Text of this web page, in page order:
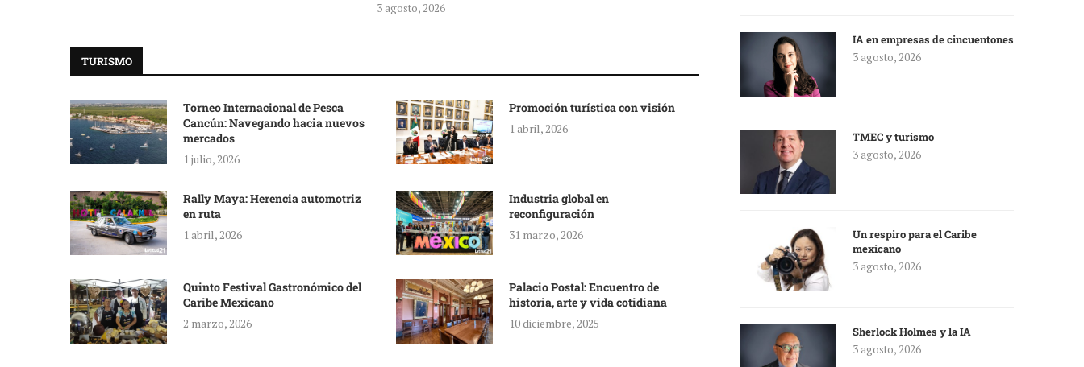
3 agosto, 2026
TURISMO
Torneo Internacional de Pesca
Cancún: Navegando hacia nuevos
mercados
1 julio, 2026
Promoción turística con visión
1 abril, 2026
Rally Maya: Herencia automotriz
en ruta
1 abril, 2026
Industria global en
reconfiguración
31 marzo, 2026
Quinto Festival Gastronómico del
Caribe Mexicano
2 marzo, 2026
Palacio Postal: Encuentro de
historia, arte y vida cotidiana
10 diciembre, 2025
IA en empresas de cincuentones
3 agosto, 2026
TMEC y turismo
3 agosto, 2026
Un respiro para el Caribe
mexicano
3 agosto, 2026
Sherlock Holmes y la IA
3 agosto, 2026